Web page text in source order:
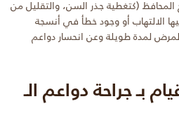
(كتغطية جذر السن، والتقليل من
الالتهاب أو وجود خطأ في أنسجة
لمدة طويلة وعن انحسار دواعم
بـ جراحة دواعم الـ